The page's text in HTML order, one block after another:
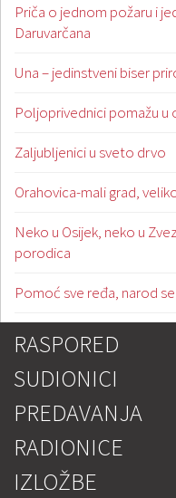
Priča o jednom požaru i
Daruvarčana
Una – jedinstveni biser
Poljoprivednici pomažu u
Zaljubljenici u sveto drvo
Orahovica-mali grad,
Neko u Osijek, neko u
porodica
Pomoć sve ređa, narod
RASPORED
SUDIONICI
PREDAVANJA
RADIONICE
IZLOŽBE